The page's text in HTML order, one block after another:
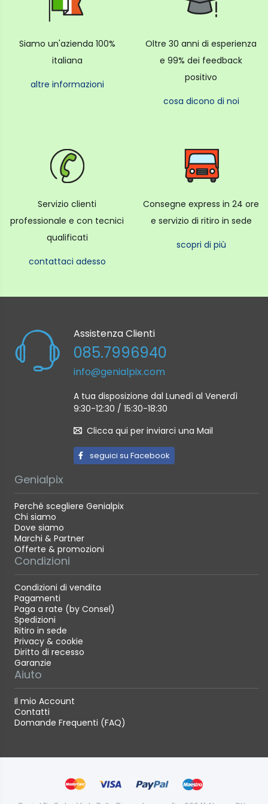
Siamo un'azienda 100%
italiana
altre informazioni
Oltre 30 anni di esperienza
e 99% dei feedback
positivo
cosa dicono di noi
Servizio clienti
professionale e con tecnici
qualificati
contattaci adesso
Consegne express in 24 ore
e servizio di ritiro in sede
scopri di più
Assistenza Clienti
085.7996940
info@genialpix.com
A tua disposizione dal Lunedì al Venerdì
9:30-12:30 / 15:30-18:30
Clicca qui per inviarci una Mail
seguici su Facebook
Genialpix
Perché scegliere Genialpix
Chi siamo
Dove siamo
Marchi & Partner
Offerte & promozioni
Condizioni
Condizioni di vendita
Pagamenti
Paga a rate (by Consel)
Spedizioni
Ritiro in sede
Privacy & cookie
Diritto di recesso
Garanzie
Aiuto
Il mio Account
Contatti
Domande Frequenti (FAQ)